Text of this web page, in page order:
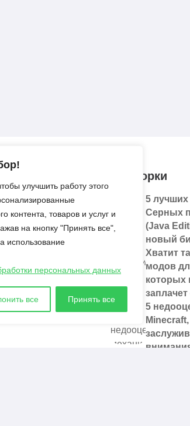
улучшить работу этого
контента, товаров и услуг и
на кнопку "Принять все",
использование
персональных данных
все Принять все
Chaos Cubed
сроки,
диск
гейзер в
Подборки
5
Серных
(Java
новый
Хватит
модов
которых
заплачет
5